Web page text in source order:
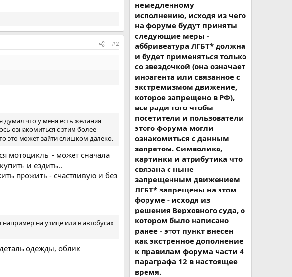
#2
думал что у меня есть желания
ознакомиться с этим более
это может зайти слишком далеко.
мотоциклы - может сначала
и ездить..
прожить - счастливую и без
на улице или в автобусах
одежды, облик
немедленному
исполнению, исходя из чего
на форуме будут приняты
следующие меры -
аббривеатура ЛГБТ* должна
и будет применяться только
со звездочкой (она означает
иноагента или связанное с
экстремизмом движение,
которое запрещено в РФ),
все ради того чтобы
посетители и пользователи
этого форума могли
ознакомиться с данным
запретом. Символика,
картинки и атрибутика что
связана с ныне
запрещенным движением
ЛГБТ* запрещены на этом
форуме - исходя из
решения Верховного суда, о
котором было написано
ранее - этот пункт внесен
как экстренное дополнение
к правилам форума части 4
параграфа 12 в настоящее
время.